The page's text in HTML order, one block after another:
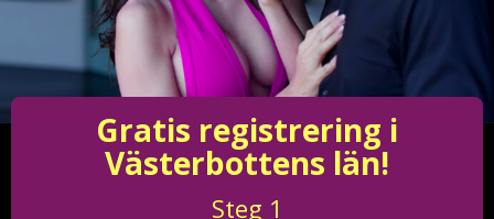
Gratis registrering i
Västerbottens län!
Steg 1